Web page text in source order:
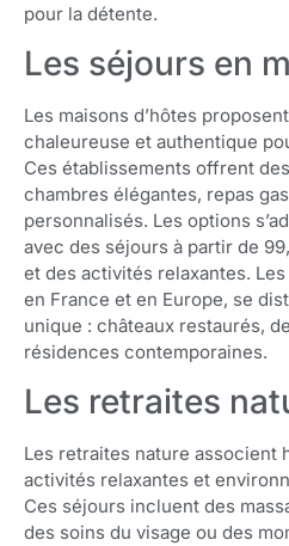
pour la détente.
Les séjours en
Les maisons d’hôtes
chaleureuse et authentique
Ces établissements offrent
chambres élégantes, repas
personnalisés. Les options
avec des séjours à partir de
et des activités relaxantes.
en France et en Europe, se
unique : châteaux restaurés,
résidences contemporaines.
Les retraites
Les retraites nature associent
activités relaxantes et
Ces séjours incluent des
des soins du visage ou des